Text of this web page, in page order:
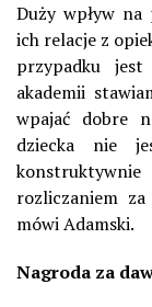
Duży wpływ
ich relacje z
przypadku
akademii
wpajać dobre
dziecka nie
rozliczaniem
mówi Adamski.
Nagroda za